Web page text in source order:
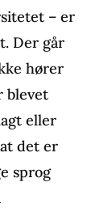
– er
Der går
hører
blevet
eller
det er
sprog